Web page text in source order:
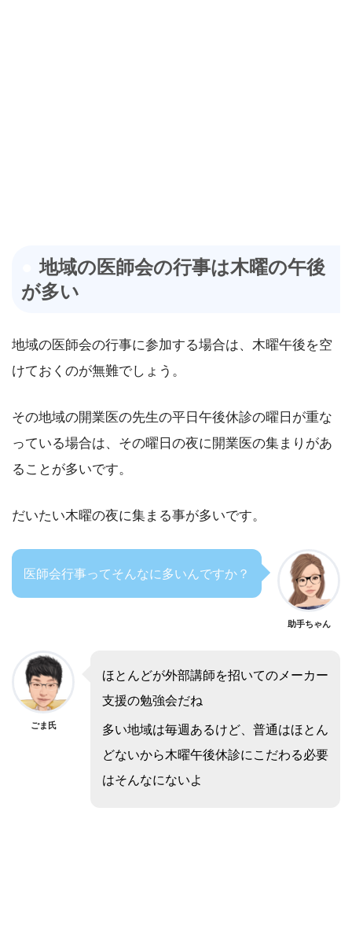
地域の医師会の行事は木曜の午後
が多い
地域の医師会の行事に参加する場合は、木曜午後を空
けておくのが無難でしょう。
その地域の開業医の先生の平日午後休診の曜日が重な
っている場合は、その曜日の夜に開業医の集まりがあ
ることが多いです。
だいたい木曜の夜に集まる事が多いです。
医師会行事ってそんなに多いんですか？
助手ちゃん
ごま氏
ほとんどが外部講師を招いてのメーカー
支援の勉強会だね
多い地域は毎週あるけど、普通はほとん
どないから木曜午後休診にこだわる必要
はそんなにないよ